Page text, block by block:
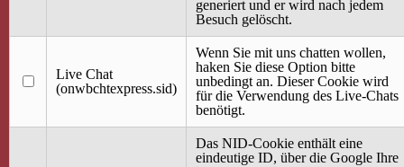
40 Jahre Mütterzentrum
Terminkalender
Gemeinsam aktiv
Gemeinsam unterwegs
wirFAIRändern
Angebot / Kurs suchen
generiert und er wird nach jedem
Besuch gelöscht.
Live Chat
(onwbchtexpress.sid)
Wenn Sie mit uns chatten wollen,
haken Sie diese Option bitte
unbedingt an. Dieser Cookie wird
für die Verwendung des Live-Chats
benötigt.
Das NID-Cookie enthält eine
eindeutige ID, über die Google Ihre